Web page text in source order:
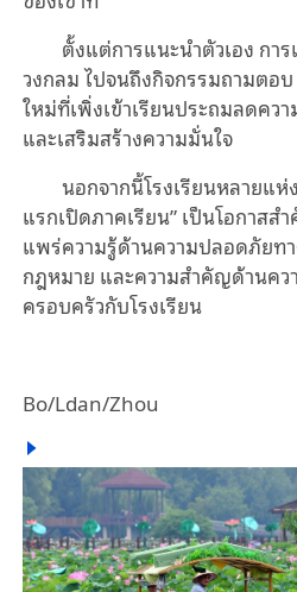
ตั้งแต่การแนะนำตัวเอง กา
วงกลม ไปจนถึงกิจกรรมถามตอ
ใหม่ที่เพิ่งเข้าเรียนประถมลดควา
และเสริมสร้างความมั่นใจ
นอกจากนี้โรงเรียนหลายแห่
แรกเปิดภาคเรียน” เป็นโอกาสส
แพร่ความรู้ด้านความปลอดภัยท
กฎหมาย และความสำคัญด้านคว
ครอบครัวกับโรงเรียน
Bo/Ldan/Zhou